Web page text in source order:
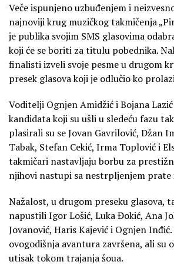
Veče ispunjeno uzbuđenjem i
najnoviji krug muzičkog takmičenja
je publika svojim SMS glasovima
koji će se boriti za titulu pobednika.
finalisti izveli svoje pesme u drugom
presek glasova koji je odlučio ko
Voditelji Ognjen Amidžić i Bojana
kandidata koji su ušli u sledeću fazu
plasirali su se Jovan Gavrilović, Džan
Tabak, Stefan Cekić, Irma Toplović i
takmičari nastavljaju borbu za
njihovi nastupi sa nestrpljenjem prate
Nažalost, u drugom preseku glasova,
napustili Igor Lošić, Luka Đokić, Ana
Jovanović, Haris Kajević i Ognjen
ovogodišnja avantura završena, ali su
utisak tokom trajanja šoua.